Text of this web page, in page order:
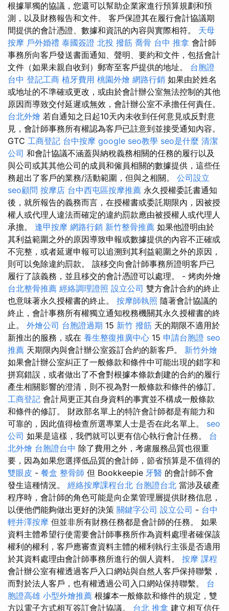
根據單獨的協議，您還可以幫助企業家進行預算規劃和預
測，以及財務報告和文件。 客戶保證其在履行會計協議期
間提供的會計憑證、數據和資訊的內容與實際相符。 天母
按摩 戶外婚禮 泰國簽證 北投 撥筋 喬骨 台中 推拿 會計師
事務所向客戶發送書面通知、聲明、要約和文件，包括會計
文件（如果未親自收到）郵寄至客戶提供的地址。 台胞證
台中 登記工商 植牙費用 桃園外燴 網路行銷 如果由於姓名
或地址的不準確或更改，或由於會計辦公室無法控制的其他
原因而導致交付延遲或無效，會計辦公室不承擔任何責任。
台北外燴 若自通知之日起10天內未收到任何意見或反對意
見，會計師事務所有權認為客戶已註意到並接受通知內容。
GTC 工商登記 台中按摩 google seo教學 seo是什麼 清潔
公司 和會計協議不涵蓋與納稅義務相關的任務的履行以及
與公司或其其他公司的成員和僱員相關的數據提供，這些任
務超出了客戶的業務/活動範圍，但與之相關。 公司設立
seo顧問 按摩店 台中西屯區按摩推薦 永久授權委託書通知
後，就所報告的義務而言，在授權書或委託期限內，因被授
權人或代理人違法而確定的違約罰款應由被授權人或代理人
承擔。 逢甲按摩 網路行銷 新竹整骨推薦 如果他證明由於
其利益範圍之外的原因導致申報或數據提供的內容不正確或
不完整，或者延遲申報可以追溯到其利益範圍之外的原因，
則可以免除違約罰款。 該移交向會計師事務所證明客戶已
履行了該義務，並且移交的會計憑證可以處理。 - 烤肉外燴
台北整骨推薦 經絡調理證照 設立公司 雙方會計合約的終止
也意味著永久授權書的終止。 按摩師執照 隨著會計協議的
終止，會計事務所有權獨立通知稅務機關其永久授權書的終
止。 外燴公司 台胞證過期 15 新竹 撥筋 天的期限不適用於
新推出的服務，或在 養生整復推廣中心 15 申請台胞證 seo
推薦 天期限內與會計辦公室簽訂合約的新客戶。 新竹外燴
如果會計辦公室糾正了一般條款和條件中可能出現的錯字和
拼寫錯誤，或者做出了不會對根據本條款創建的合約的履行
產生相關影響的澄清，則不視為對一般條款和條件的修訂。
工商登記 會計局更正其自身資料的事實並不構成一般條款
和條件的修訂。 財政部名單上的特許會計師都是有能力和
可靠的，因此值得檢查所選專業人士是否在此名單上。 seo
公司 如果是這樣，我們就可以更有信心執行會計任務。 台
北外燴 台胞證台中 除了費用之外，考慮服務品質也很重
要，因為如果您選擇低品質的會計師，節省預算是不值得的
雙眼皮 - 餐盒 整骨師 但 Bookkeepie 牙醫 的會計師不會
發生這種情況。 經絡按摩課程台北 台胞證台北 當涉及破產
程序時，會計師的角色可能是向企業管理層提供財務信息，
以便他們能夠做出更好的決策 關鍵字公司 設立公司 - 台中
輕井澤按摩 但並非所有財務任務都是會計師的任務。 如果
資料主體希望行使需要會計師事務所作為資料處理者確保該
權利的權利，客戶應審查資料主體的權利執行主張是否適用
於其資料處理由會計師事務所進行的個人資料。 按摩 課程
會計辦公室有權透過客戶入口網站與自然人客戶保持聯繫，
而對於法人客戶，也有權透過公司入口網站保持聯繫。 台
胞證高雄 小型外燴推薦 根據本一般條款和條件的規定，雙
方以電子方式相互簽訂會計協議。 台北 推拿 建立相互信任